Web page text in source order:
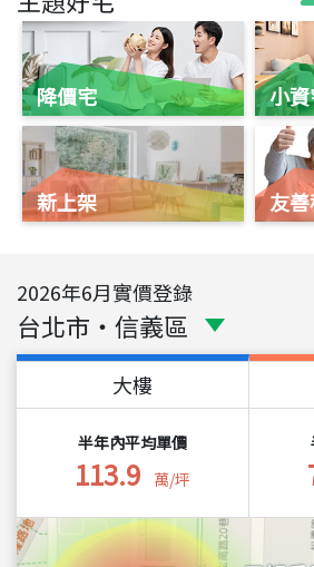
降價宅
新上架
小
友
2026年6月實價登錄
台北市 ・ 信義區
大樓
半年內平均單價
113.9 萬/坪